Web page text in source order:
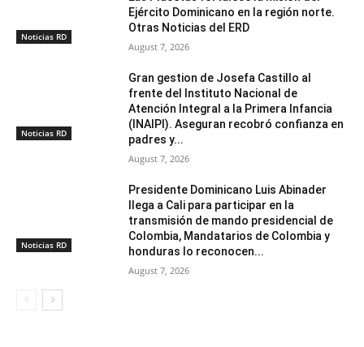
Noticias RD
Ejército Dominicano en la región norte.
Otras Noticias del ERD
August 7, 2026
Noticias RD
Gran gestion de Josefa Castillo al
frente del Instituto Nacional de
Atención Integral a la Primera Infancia
(INAIPI). Aseguran recobró confianza en
padres y...
August 7, 2026
Noticias RD
Presidente Dominicano Luis Abinader
llega a Cali para participar en la
transmisión de mando presidencial de
Colombia, Mandatarios de Colombia y
honduras lo reconocen...
August 7, 2026